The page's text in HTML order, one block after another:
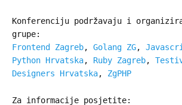
Konferenciju podržavaju i
grupe:
Frontend Zagreb, Golang ZG,
Python Hrvatska, Ruby Zagreb,
Designers Hrvatska, ZgPHP
Za informacije posjetite: